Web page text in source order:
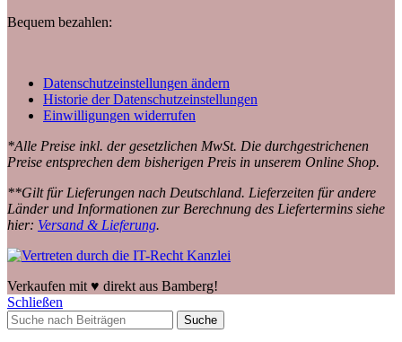
Bequem bezahlen:
Datenschutzeinstellungen ändern
Historie der Datenschutzeinstellungen
Einwilligungen widerrufen
*Alle Preise inkl. der gesetzlichen MwSt. Die durchgestrichenen
Preise entsprechen dem bisherigen Preis in unserem Online Shop.
**Gilt für Lieferungen nach Deutschland. Lieferzeiten für andere
Länder und Informationen zur Berechnung des Liefertermins siehe
hier: Versand & Lieferung.
Verkaufen mit ♥️ direkt aus Bamberg!
Schließen
Suche